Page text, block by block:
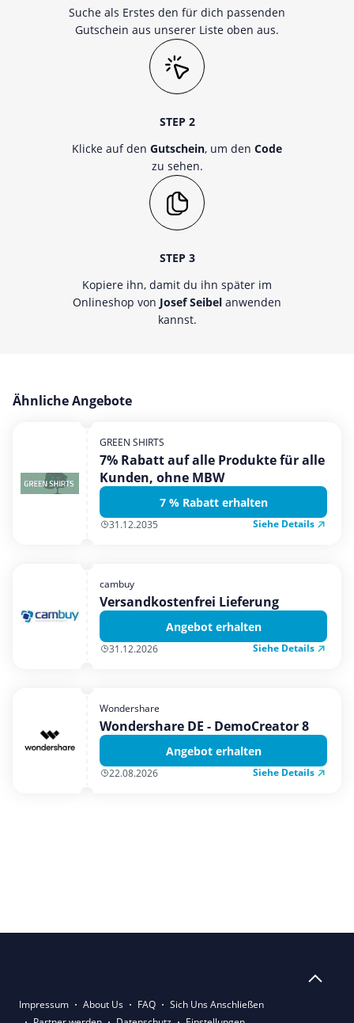
Suche als Erstes den für dich passenden
Gutschein aus unserer Liste oben aus.
STEP 2
Klicke auf den Gutschein, um den Code
zu sehen.
STEP 3
Kopiere ihn, damit du ihn später im
Onlineshop von Josef Seibel anwenden
kannst.
Ähnliche Angebote
GREEN SHIRTS
7% Rabatt auf alle Produkte für alle
Kunden, ohne MBW
7 % Rabatt erhalten
31.12.2035 Siehe Details
cambuy
Versandkostenfrei Lieferung
Angebot erhalten
31.12.2026 Siehe Details
Wondershare
Wondershare DE - DemoCreator 8
Angebot erhalten
22.08.2026 Siehe Details
Impressum About Us FAQ
Sich Uns Anschließen